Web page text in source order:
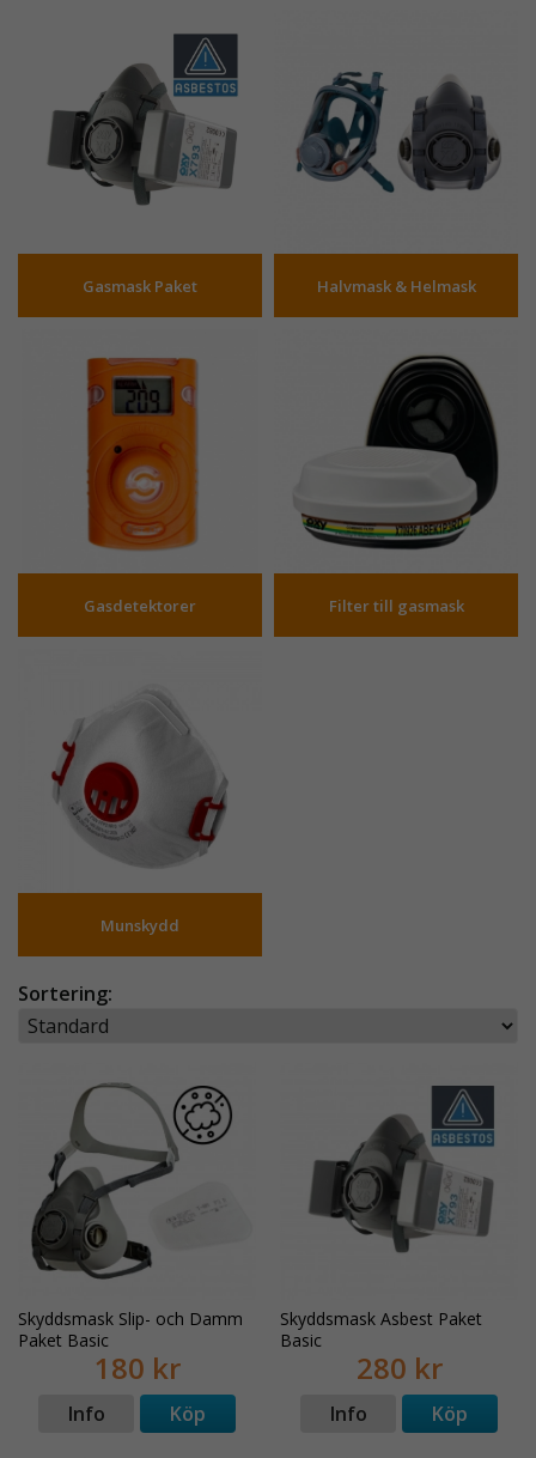
Gasmask Paket Halvmask & Helmask
Gasdetektorer Filter till gasmask
Munskydd
Sortering:
Skyddsmask Slip- och Damm
Paket Basic
180 kr
Info Köp
Skyddsmask Asbest Paket
Basic
280 kr
Info Köp